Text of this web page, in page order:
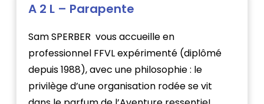
A 2 L – Parapente
Sam SPERBER vous accueille en
professionnel FFVL expérimenté (diplômé
depuis 1988), avec une philosophie : le
privilège d’une organisation rodée se vit